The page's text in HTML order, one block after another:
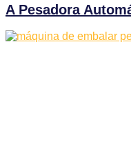
A Pesadora